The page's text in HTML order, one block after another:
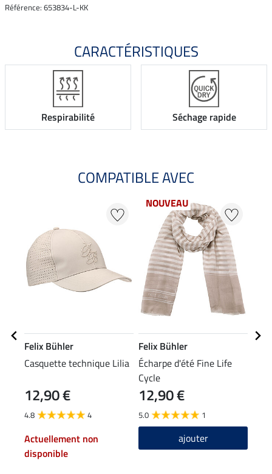
Référence: 653834-L-KK
CARACTÉRISTIQUES
Respirabilité Séchage rapide
COMPATIBLE AVEC
Felix Bühler
Casquette technique Lilia
12,90 €
4.8 4
Actuellement non
disponible
NOUVEAU
Felix Bühler
Écharpe d'été Fine Life
Cycle
12,90 €
5.0 1
ajouter